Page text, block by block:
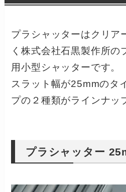
プラシャッターはクリア
く株式会社石黒製作所の
用小型シャッターです。
スラット幅が25mmのタ
プの２種類がラインナッ
プラシャッター